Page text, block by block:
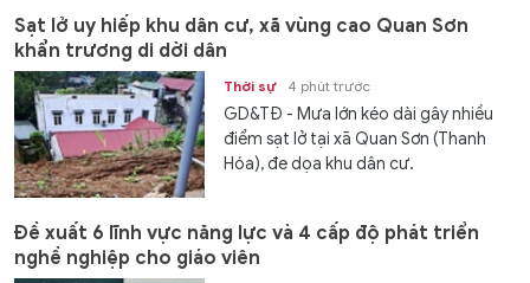
Sạt lở uy hiếp khu dân cư, xã vùng cao Quan Sơn
khẩn trương di dời dân
Thời sự 4 phút trước
GD&TĐ - Mưa lớn kéo dài gây nhiều
điểm sạt lở tại xã Quan Sơn (Thanh
Hóa), đe dọa khu dân cư.
Đề xuất 6 lĩnh vực năng lực và 4 cấp độ phát triển
nghề nghiệp cho giáo viên